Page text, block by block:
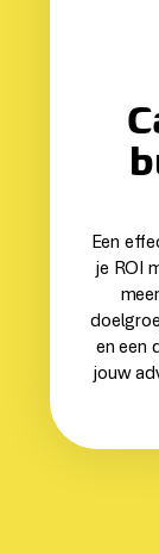
Een
je ROI
en een
jouw